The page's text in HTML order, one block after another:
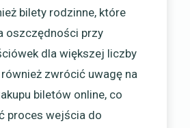
bilety rodzinne, które
oszczędności przy
dla większej liczby
zwrócić uwagę na
biletów online, co
proces wejścia do